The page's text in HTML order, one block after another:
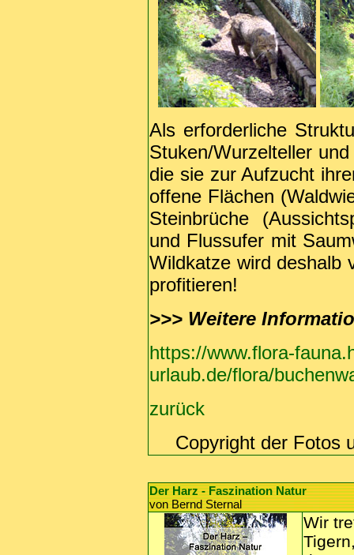
Als erforderliche
Stuken/Wurzelteller
die sie zur Aufzucht
offene Flächen
Steinbrüche
und Flussufer mit
Wildkatze wird deshalb
profitieren!
>>> Weitere
https://www.flora-
urlaub.de/flora/
zurück
Copyright der Fotos
Der Harz - Faszination Natur
von Bernd Sternal
Wir